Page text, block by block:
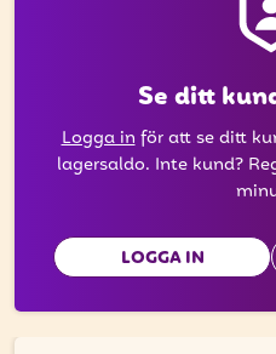
Se ditt
Logga inför att se ditt
lagersaldo. Inte kund?
LOGGA IN